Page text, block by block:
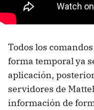
Todos los
forma temporal ya
aplicación,
servidores de
información de